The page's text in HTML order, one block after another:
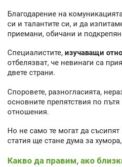
Благодарение на
си и талантите си, и да
приемани, обичани и
Специалистите, изучаващи
отбелязват, че невинаги са
двете страни.
Споровете, разногласията,
основните препятствия по
отношения.
Но не само те могат да
статия ще стане дума за
Какво да правим, ако